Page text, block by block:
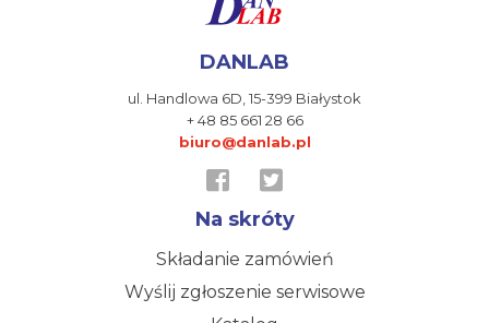
DANLAB
ul. Handlowa 6D,15-399 Białystok
+ 48 85 661 28 66
biuro@danlab.pl
Na skróty
Składanie zamówień
Wyślij zgłoszenie serwisowe